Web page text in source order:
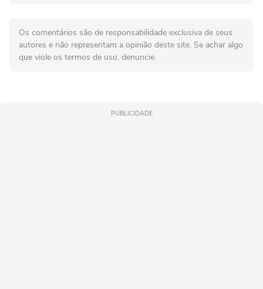
Os comentários são de responsabilidade exclusiva de seus
autores e não representam a opinião deste site. Se achar algo
que viole os termos de uso, denuncie.
PUBLICIDADE